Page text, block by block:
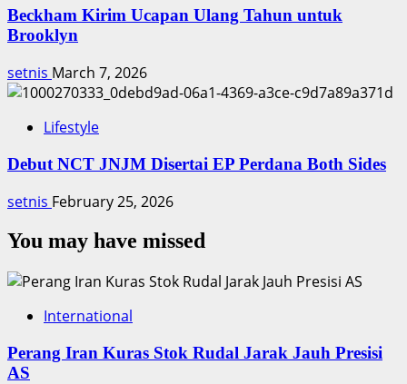
Beckham Kirim Ucapan Ulang Tahun untuk
Brooklyn
setnis March 7, 2026
Lifestyle
Debut NCT JNJM Disertai EP Perdana Both Sides
setnis February 25, 2026
You may have missed
International
Perang Iran Kuras Stok Rudal Jarak Jauh Presisi
AS